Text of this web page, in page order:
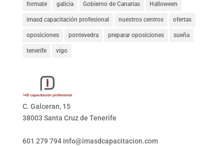
formate galicia Gobierno de Canarias Halloween
imasd capacitación profesional nuestros centros ofertas
oposiciones pontevedra preparar oposiciones sueña
tenerife vigo
C. Galceran, 15
38003 Santa Cruz de Tenerife
601 279 794 info@imasdcapacitacion.com